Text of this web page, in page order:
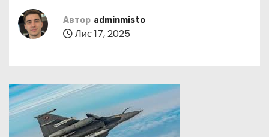
Автор adminmisto
Лис 17, 2025